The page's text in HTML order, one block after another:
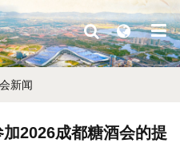
新闻
2026成都糖酒会的提